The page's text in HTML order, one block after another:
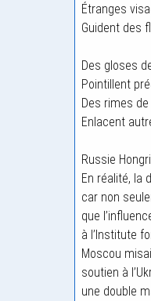
Étranges
Guident des
Des gloses
Pointillent
Des rimes
Enlacent
Russie
En réalité, la
car non
que
à l’Institute
Moscou
soutien à
une double